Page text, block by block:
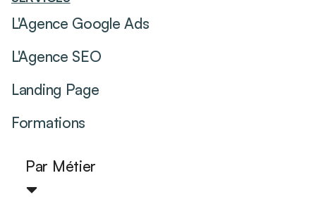
L'Agence Google Ads
L'Agence SEO
Landing Page
Formations
Par Métier